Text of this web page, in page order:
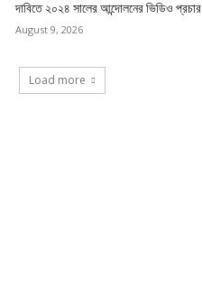
দাবিতে ২০২৪ সালের আন্দোলনের ভিডিও প্রচার
August 9, 2026
Load more